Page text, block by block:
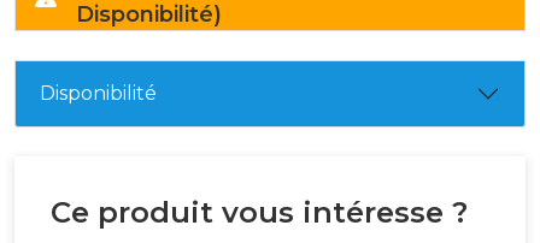
Disponibilité)
Disponibilité
Ce produit vous intéresse ?